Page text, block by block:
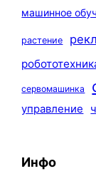
машинное
растение
сервомашинка
управление
Инфо